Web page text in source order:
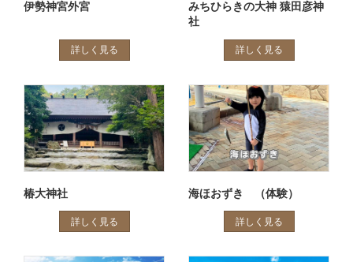
伊勢神宮外宮
詳しく見る
みちひらきの大神 猿田彦神
社
詳しく見る
椿大神社
詳しく見る
海ほおずき （体験）
詳しく見る